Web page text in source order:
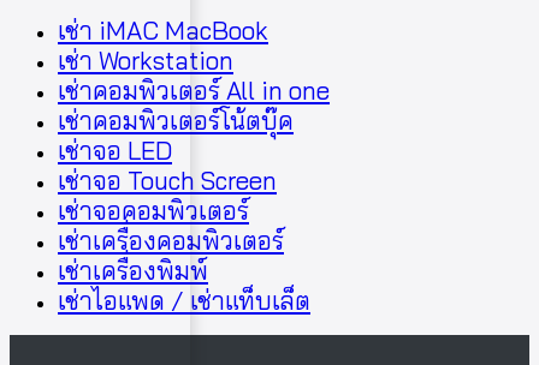
เช่า iMAC MacBook
เช่า Workstation
เช่าคอมพิวเตอร์ All in one
เช่าคอมพิวเตอร์โน้ตบุ๊ค
เช่าจอ LED
เช่าจอ Touch Screen
เช่าจอคอมพิวเตอร์
เช่าเครื่องคอมพิวเตอร์
เช่าเครื่องพิมพ์
เช่าไอแพด / เช่าแท็บเล็ต